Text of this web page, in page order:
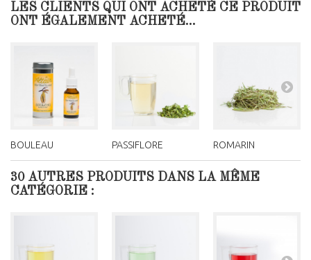
LES CLIENTS QUI ONT ACHETÉ CE PRODUIT
ONT ÉGALEMENT ACHETÉ...
BOULEAU PASSIFLORE ROMARIN
30 AUTRES PRODUITS DANS LA MÊME
CATÉGORIE :